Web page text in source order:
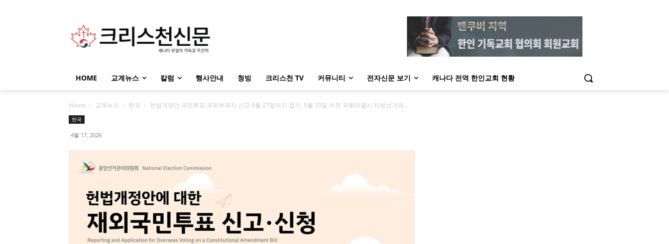
HOME 교계뉴스 칼럼 행사안내 청빙 크리스천 TV 커뮤니티 전자신문 보기 캐나다 전역 한인교회 현황
Home 교계뉴스 한국 헌법개정안 국민투표 국외부재자 신고 4월 27일까지 접수, 5월 10일 이전 국회의결시 지방선거와...
한국
4월 17, 2026